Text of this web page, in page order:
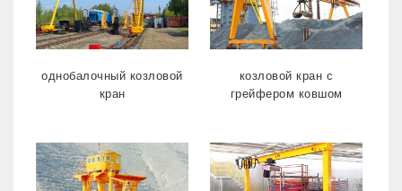
однобалочный козловой
кран
козловой кран с
грейфером ковшом